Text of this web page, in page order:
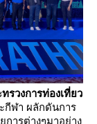
รวงการท่องเที่ยว
กีฬา ผลักดันการ
การต่างๆมาอย่าง